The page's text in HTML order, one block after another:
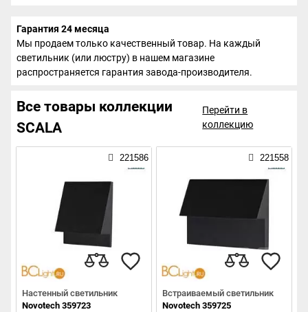
Гарантия 24 месяца
Мы продаем только качественный товар. На каждый
светильник (или люстру) в нашем магазине
распространяется гарантия завода-производителя.
Все товары коллекции
SCALA
Перейти в
коллекцию
221586
Настенный светильник
Novotech 359723
221558
Встраиваемый светильник
Novotech 359725